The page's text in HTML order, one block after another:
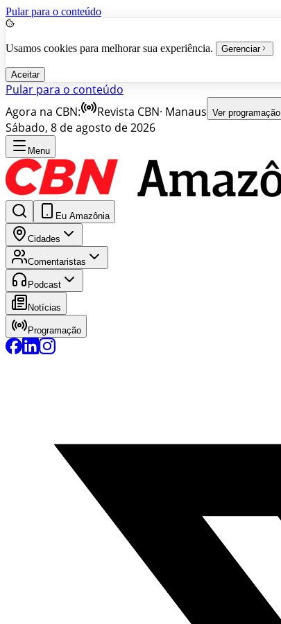
Pular para o conteúdo
Usamos cookies para melhorar sua experiência. Gerenciar
Aceitar
Pular para o conteúdo
Agora na CBN:
Revista CBN· Manaus Ver programação
Sábado, 8 de agosto de 2026
Menu
Eu Amazônia
Cidades
Comentaristas
Podcast
Notícias
Programação